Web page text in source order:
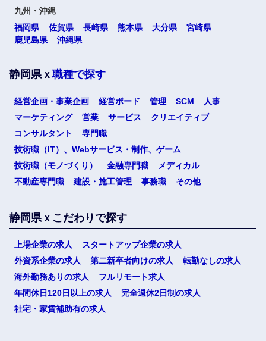
九州・沖縄
福岡県
佐賀県 長崎県 熊本県 大分県
宮崎県
鹿児島県
沖縄県
静岡県ｘ 職種で探す
経営企画・事業企画 経営ボード 管理 SCM
人事
マーケティング
営業 サービス
クリエイティブ
コンサルタント
専門職
技術職（IT）、Webサービス・制作、ゲーム
技術職（モノづくり）
金融専門職
メディカル
不動産専門職
建設・施工管理 事務職 その他
静岡県ｘこだわりで探す
上場企業の求人
スタートアップ企業の求人
外資系企業の求人
第二新卒者向けの求人
転勤なしの求人
海外勤務ありの求人
フルリモート求人
年間休日120日以上の求人
完全週休2日制の求人
社宅・家賃補助有の求人